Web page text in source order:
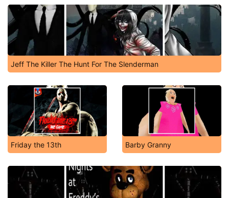
Jeff The Killer The Hunt For The Slenderman
Friday the 13th Barby Granny